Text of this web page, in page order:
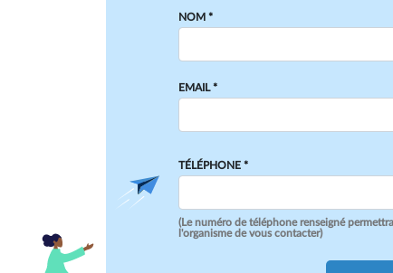
NOM *
EMAIL *
TÉLÉPHONE *
(Le numéro de téléphone renseigné
l'organisme de vous contacter)